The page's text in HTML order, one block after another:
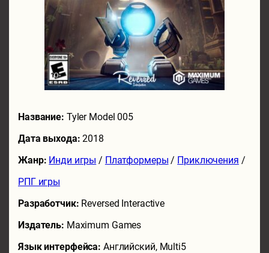
Название: Tyler Model 005
Дата выхода:2018
Жанр: Инди игры / Платформеры / Приключения /
РПГ игры
Разработчик: Reversed Interactive
Издатель: Maximum Games
Язык интерфейса: Английский, Multi5